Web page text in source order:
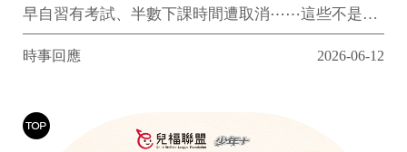
早自習有考試、半數下課時間遭取消⋯⋯這些不是個
案，而是台灣校園的普遍日常。「教學正常化」推行
13年，孩子的身體卻早已告訴我們答案。
時事回應 2026-06-12